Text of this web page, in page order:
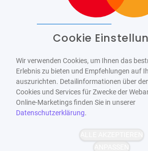
WCAG-2.1-AA
Cookie
Wir verwenden Cookies, um Ihnen das
Erlebnis zu bieten und Empfehlungen auf
auszurichten. Detailinformationen über
Cookies und Services für Zwecke der
Online-Marketings finden Sie in unserer
Datenschutzerklärung.
ALLE AKZEPTIEREN
ANPASSEN